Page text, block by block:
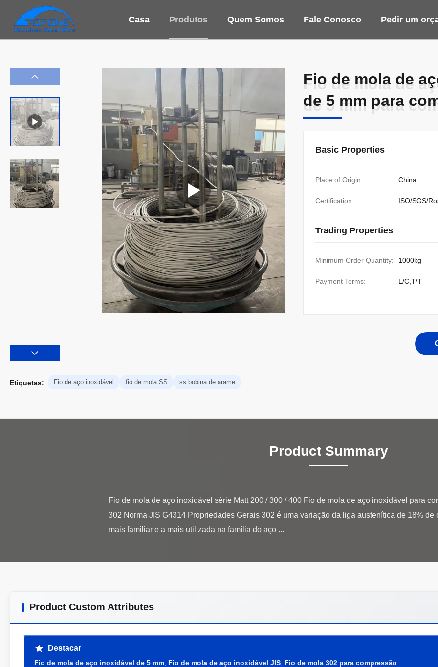
Casa Produtos Quem Somos Fale Conosco Pedir um
Fio de mola de
de 5 mm para
Fio de mola de
de 5 mm para
Basic Properties
Place of Origin: China
Certification: ISO/SGS/
Trading Properties
Minimum Order Quantity: 1000kg
Payment Terms: L/C,T/T
Etiquetas: Fio de aço inoxidável fio de mola SS ss bobina de arame
Product Summary
Fio de mola de aço inoxidável série Matt 200 / 300 / 400 Fio de mola de aço inoxidável para
302 Norma JIS G4314 Propriedades Gerais 302 é uma variação da liga austenítica de 18% de
Product Custom Attributes
Destacar
Fio de mola de aço inoxidável de 5 mm Fio de mola de aço inoxidável JIS Fio de mola 302 para compressão